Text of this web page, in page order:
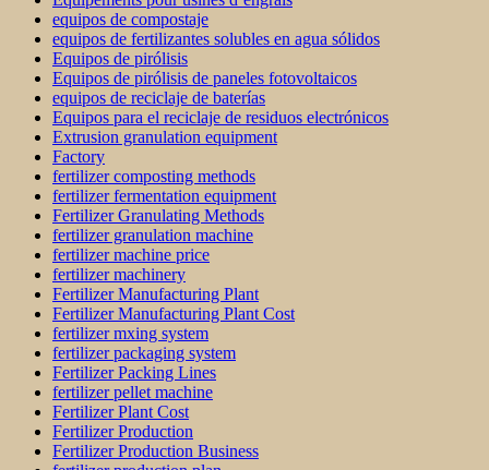
equipos de compostaje
equipos de fertilizantes solubles en agua sólidos
Equipos de pirólisis
Equipos de pirólisis de paneles fotovoltaicos
equipos de reciclaje de baterías
Equipos para el reciclaje de residuos electrónicos
Extrusion granulation equipment
Factory
fertilizer composting methods
fertilizer fermentation equipment
Fertilizer Granulating Methods
fertilizer granulation machine
fertilizer machine price
fertilizer machinery
Fertilizer Manufacturing Plant
Fertilizer Manufacturing Plant Cost
fertilizer mxing system
fertilizer packaging system
Fertilizer Packing Lines
fertilizer pellet machine
Fertilizer Plant Cost
Fertilizer Production
Fertilizer Production Business